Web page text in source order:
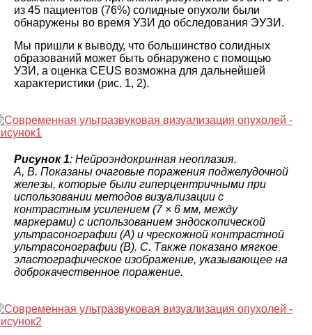
из 45 пациентов (76%) солидные опухоли были
обнаружены во время УЗИ до обследования ЭУЗИ.
Мы пришли к выводу, что большинство солидных
образований может быть обнаружено с помощью
УЗИ, а оценка CEUS возможна для дальнейшей
характеристики (рис. 1, 2).
Рисунок 1: Нейроэндокринная неоплазия.
A, B. Показаны очаговые поражения поджелудочной
железы, которые были гиперцентричными при
использовании методов визуализации с
контрастным усилением (7 × 6 мм, между
маркерами) с использованием эндоскопической
ультрасонографии (A) и чрескожной контрастной
ультрасонографии (B). C. Также показано мягкое
эластографическое изображение, указывающее на
доброкачественное поражение.